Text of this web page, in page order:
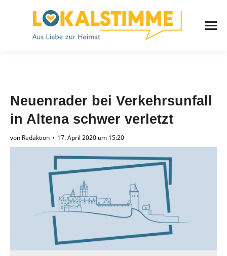
Neuenrader bei Verkehrsunfall
in Altena schwer verletzt
von Redaktion 17. April 2020 um 15:20